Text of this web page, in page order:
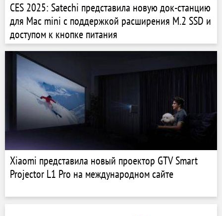
CES 2025: Satechi представила новую док-станцию
для Mac mini с поддержкой расширения M.2 SSD и
доступом к кнопке питания
Xiaomi представила новый проектор GTV Smart
Projector L1 Pro на международном сайте